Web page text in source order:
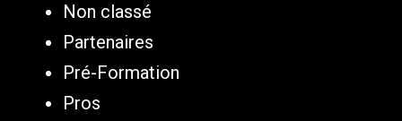
Non classé
Partenaires
Pré-Formation
Pros